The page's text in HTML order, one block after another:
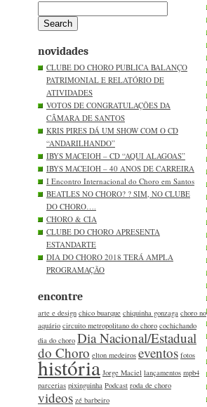
novidades
CLUBE DO CHORO PUBLICA BALANÇO
PATRIMONIAL E RELATÓRIO DE
ATIVIDADES
VOTOS DE CONGRATULAÇÕES DA
CÂMARA DE SANTOS
KRIS PIRES DÁ UM SHOW COM O CD
“ANDARILHANDO”
IBYS MACEIOH – CD “AQUI ALAGOAS”
IBYS MACEIOH – 40 ANOS DE CARREIRA
I Encontro Internacional do Choro em Santos
BEATLES NO CHORO? ? SIM, NO CLUBE
DO CHORO….
CHORO & CIA
CLUBE DO CHORO APRESENTA
ESTANDARTE
DIA DO CHORO 2018 TERÁ AMPLA
PROGRAMAÇÃO
encontre
arte e design chico buarque chiquinha gonzaga choro no
aquário circuito metropolitano do choro cochichando
dia do choro Dia Nacional/Estadual
do Choro elton medeiros eventos fotos
história Jorge Maciel lançamentos mpb4
parcerias pixinguinha Podcast roda de choro
videos zé barbeiro